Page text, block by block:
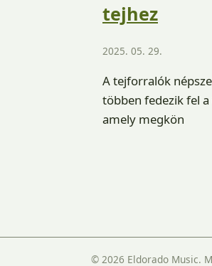
tejhez
2025. 05. 29.
A tejforralók
többen fedezik fel
amely megkön
© 2026 Eldorado Music.